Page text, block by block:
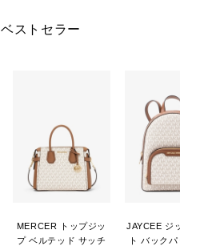
ベストセラー
MERCER トップジッ
プ ベルテッド サッチ
JAYCEE ジップポケッ
ト バックパック ミデ